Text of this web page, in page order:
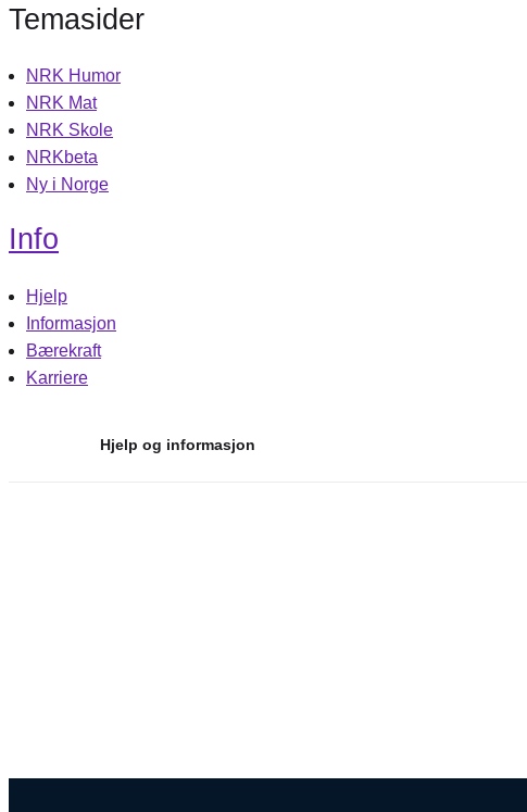
Temasider
NRK Humor
NRK Mat
NRK Skole
NRKbeta
Ny i Norge
Info
Hjelp
Informasjon
Bærekraft
Karriere
Hjelp og informasjon